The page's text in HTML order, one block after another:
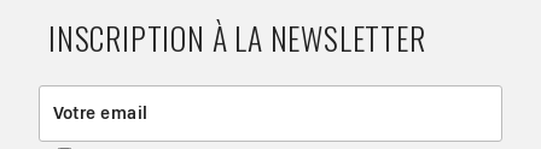
INSCRIPTION À LA NEWSLETTER